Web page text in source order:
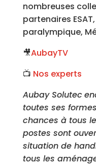
nombreuses
partenaires
paralympique,
🎥AubayTV
📺 Nos experts
Aubay Solutec
toutes ses
chances à tous
postes sont
situation de
tous les